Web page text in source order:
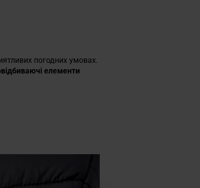
погодних умовах.
елементи